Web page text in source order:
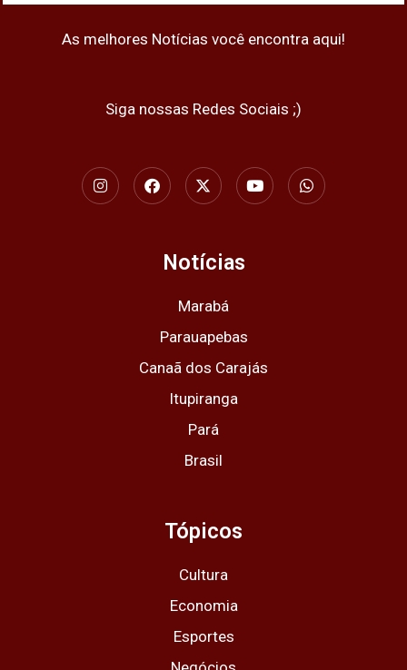
As melhores Notícias você encontra aqui!
Siga nossas Redes Sociais ;)
I
n
s
F
a
c
X
-
t
t
t
Y
o
u
W
h
a
Notícias
Marabá
Parauapebas
Canaã dos Carajás
Itupiranga
Pará
Brasil
Tópicos
Cultura
Economia
Esportes